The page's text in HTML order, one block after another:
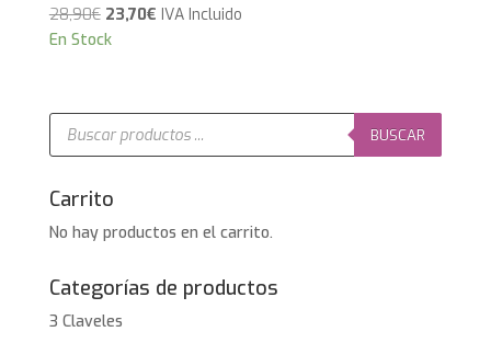
28,90€ El
precio
28,90€.
23,70€El
23,70€.
IVA Incluido
En Stock
Búsqueda
productos
BUSCAR
Carrito
No hay productos en el carrito.
Categorías de productos
3 Claveles